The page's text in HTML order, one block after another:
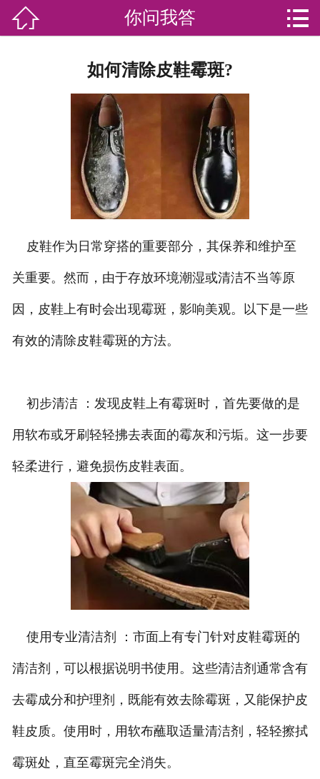
加盟苏家联
荣誉资质
家政资讯
关于我们
联系我们
 你问我答 
如何清除皮鞋霉斑?
皮鞋作为日常穿搭的重要部分，其保养和维护至
关重要。然而，由于存放环境潮湿或清洁不当等原
因，皮鞋上有时会出现霉斑，影响美观。以下是一些
有效的清除皮鞋霉斑的方法。
初步清洁 ：发现皮鞋上有霉斑时，首先要做的是
用软布或牙刷轻轻拂去表面的霉灰和污垢。这一步要
轻柔进行，避免损伤皮鞋表面。
使用专业清洁剂 ：市面上有专门针对皮鞋霉斑的
清洁剂，可以根据说明书使用。这些清洁剂通常含有
去霉成分和护理剂，既能有效去除霉斑，又能保护皮
鞋皮质。使用时，用软布蘸取适量清洁剂，轻轻擦拭
霉斑处，直至霉斑完全消失。